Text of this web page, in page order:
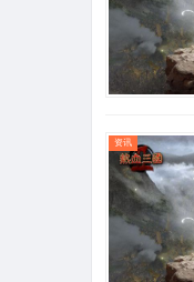
资讯